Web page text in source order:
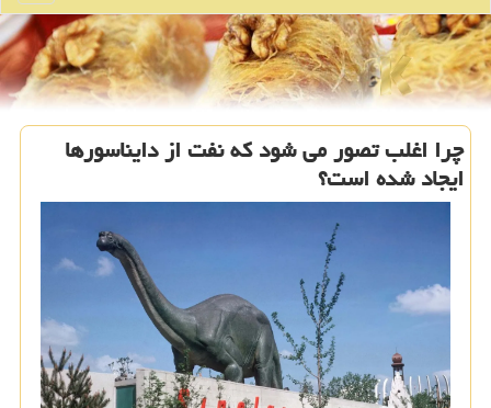
چرا اغلب تصور می شود که نفت از دایناسورها
ایجاد شده است؟